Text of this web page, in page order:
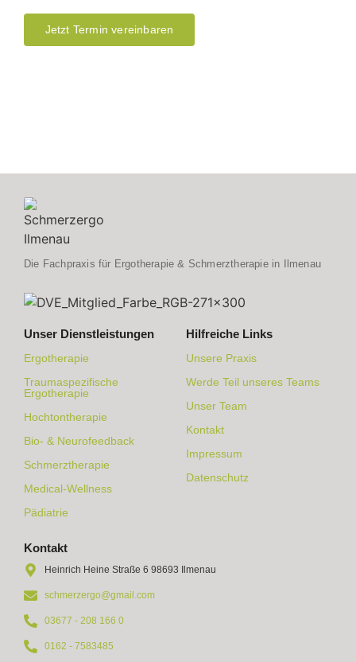
Jetzt Termin vereinbaren
Die Fachpraxis für Ergotherapie & Schmerztherapie in Ilmenau
Unser Dienstleistungen
Ergotherapie
Traumaspezifische
Ergotherapie
Hochtontherapie
Bio- & Neurofeedback
Schmerztherapie
Medical-Wellness
Pädiatrie
Hilfreiche Links
Unsere Praxis
Werde Teil unseres Teams
Unser Team
Kontakt
Impressum
Datenschutz
Kontakt
Heinrich Heine Straße 6 98693 Ilmenau
schmerzergo@gmail.com
03677 - 208 166 0
0162 - 7583485